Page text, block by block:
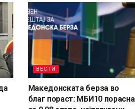
ВЕСТИ
Македонската берза во
благ пораст: МБИ10 порасна